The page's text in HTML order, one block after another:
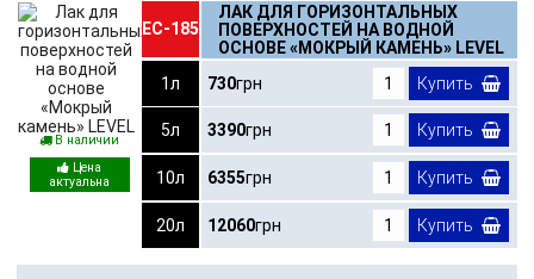
В наличии
ЕС-185
ЛАК ДЛЯ ГОРИЗОНТАЛЬНЫХ
ПОВЕРХНОСТЕЙ НА ВОДНОЙ
ОСНОВЕ «МОКРЫЙ КАМЕНЬ» LEVEL
1л
730грн Купить
5л 3390грн Купить
10л 6355грн Купить
20л 12060грн Купить